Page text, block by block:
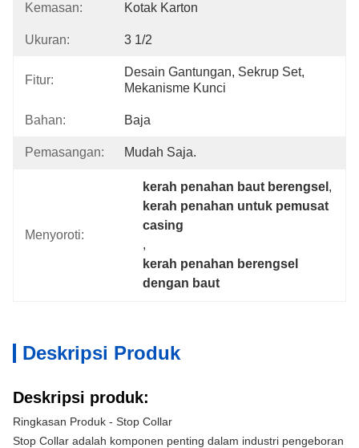
Kemasan: Kotak Karton
Ukuran: 3 1/2
Fitur:
Desain Gantungan, Sekrup Set,
Mekanisme Kunci
Bahan: Baja
Pemasangan: Mudah Saja.
Menyoroti:
kerah penahan baut berengsel
kerah penahan untuk pemusat
casing
,
kerah penahan berengsel
dengan baut
Deskripsi Produk
Deskripsi produk:
Ringkasan Produk - Stop Collar
Stop Collar adalah komponen penting dalam industri pengeboran